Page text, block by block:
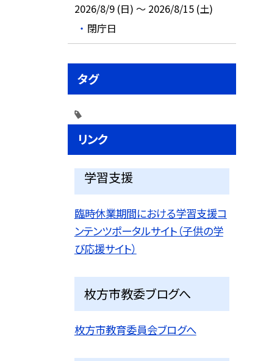
2026/8/9 (日) ～ 2026/8/15 (土)
閉庁日
タグ
リンク
学習支援
臨時休業期間における学習支援コ
ンテンツポータルサイト（子供の学
び応援サイト）
枚方市教委ブログへ
枚方市教育委員会ブログへ